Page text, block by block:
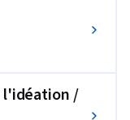
le Conseil
la mise en oeuvre
proposons une
de
l'idéation /